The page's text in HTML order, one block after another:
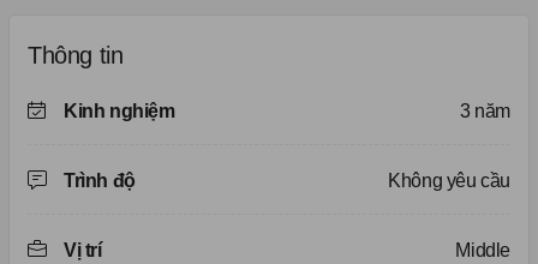
Thông tin
Kinh nghiệm 3 năm
Trình độ Không yêu cầu
Vị trí Middle